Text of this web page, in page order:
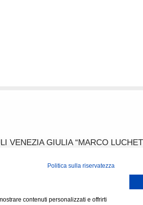
VENEZIA GIULIA “MARCO
IBAN
Politica sulla riservatezza
contenuti personalizzati e offrirti